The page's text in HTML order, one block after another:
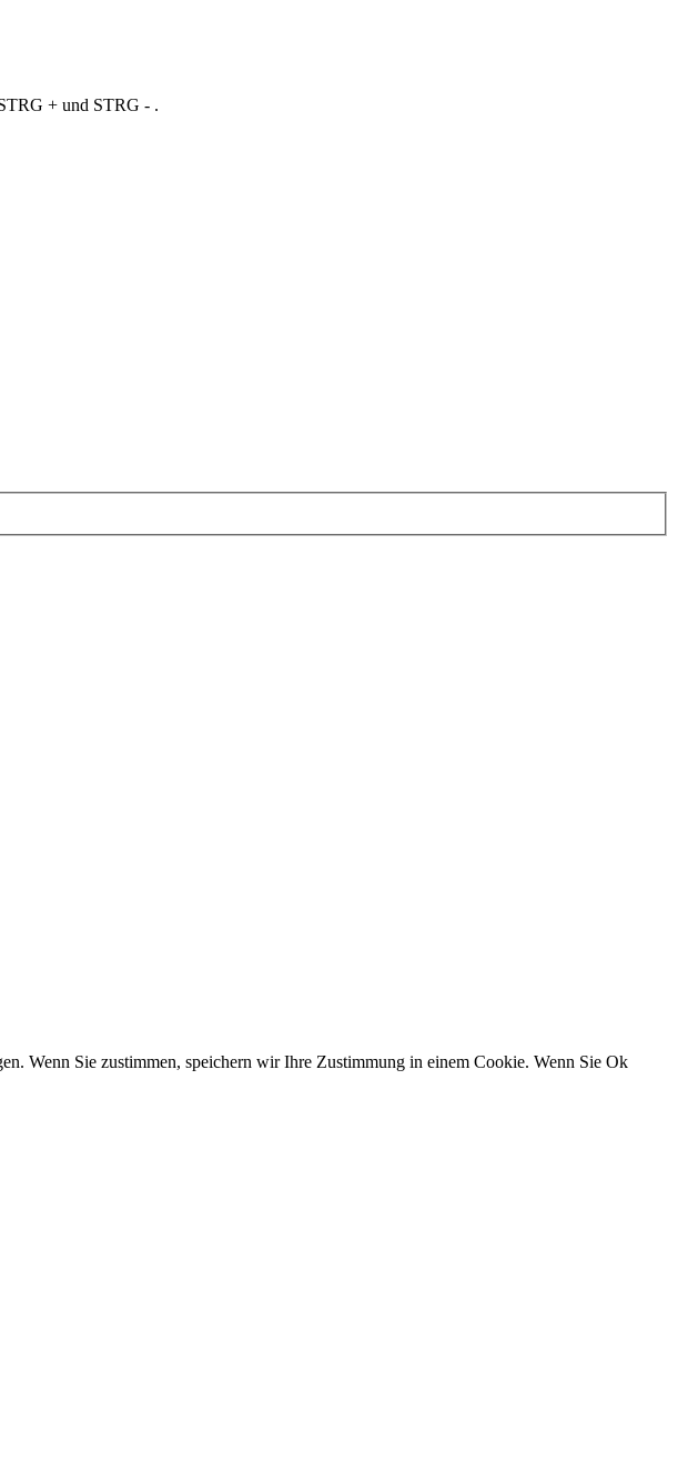
+ und STRG - .
Wenn Sie zustimmen, speichern wir Ihre Zustimmung in einem Cookie. Wenn Sie Ok